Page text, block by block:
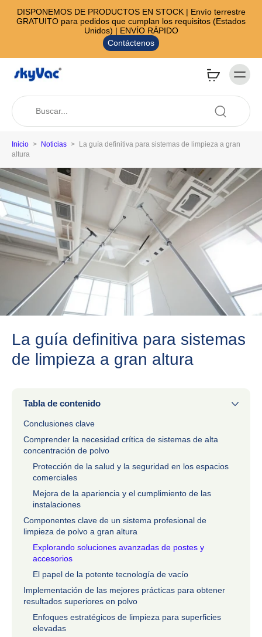
DISPONEMOS DE PRODUCTOS EN STOCK | Envío terrestre
GRATUITO para pedidos que cumplan los requisitos (Estados
Unidos) | ENVÍO RÁPIDO
Contáctenos
Inicio > Noticias >
La guía definitiva para sistemas de limpieza a gran
altura
La guía definitiva para sistemas
de limpieza a gran altura
Tabla de contenido
Conclusiones clave
Comprender la necesidad crítica de sistemas de alta
concentración de polvo
Protección de la salud y la seguridad en los espacios
comerciales
Mejora de la apariencia y el cumplimiento de las
instalaciones
Componentes clave de un sistema profesional de
limpieza de polvo a gran altura
Explorando soluciones avanzadas de postes y
accesorios
El papel de la potente tecnología de vacío
Implementación de las mejores prácticas para obtener
resultados superiores en polvo
Enfoques estratégicos de limpieza para superficies
elevadas